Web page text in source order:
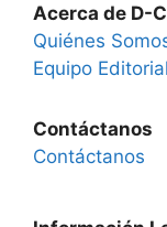
Acerca de D-
Quiénes
Equipo Editorial
Contáctanos
Contáctanos